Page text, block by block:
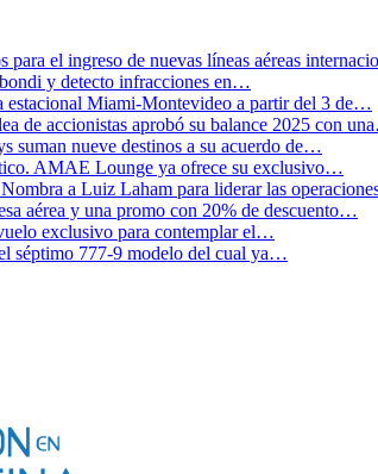
el ingreso de nuevas líneas aéreas
y detecto infracciones en…
estacional Miami-Montevideo a partir del 3 de…
de accionistas aprobó su balance 2025 con
suman nueve destinos a su acuerdo de…
AMAE Lounge ya ofrece su exclusivo…
a Luiz Laham para liderar las
aérea y una promo con 20% de descuento…
exclusivo para contemplar el…
séptimo 777-9 modelo del cual ya…